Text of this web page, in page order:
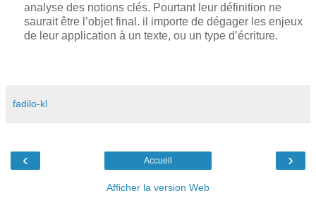
analyse des notions clés. Pourtant leur définition ne
saurait être l’objet final. il importe de dégager les enjeux
de leur application à un texte, ou un type d’écriture.
fadilo-kl
‹ ›
Accueil
Afficher la version Web